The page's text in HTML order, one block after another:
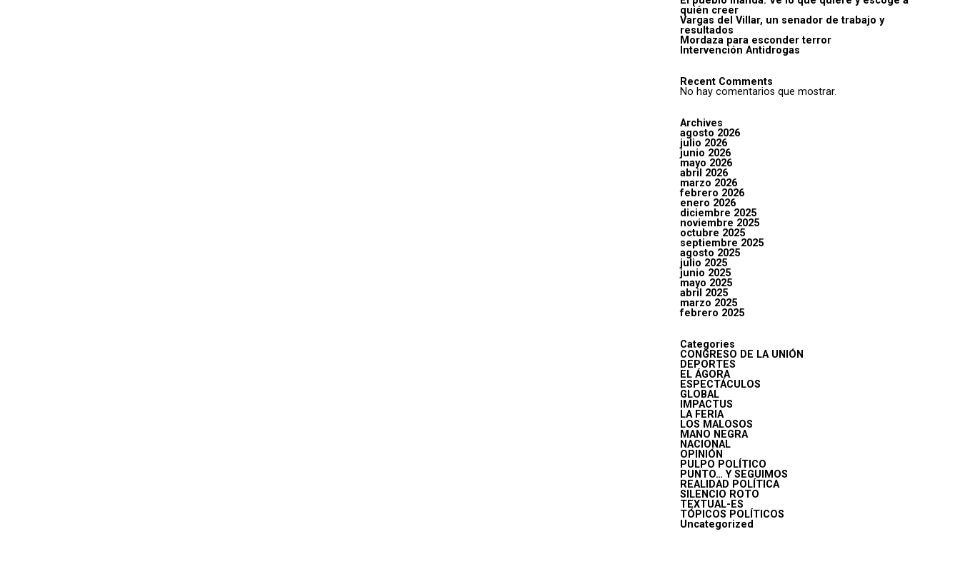
quién creer
Vargas del Villar, un senador de trabajo y
resultados
Mordaza para esconder terror
Intervención Antidrogas
Recent Comments
No hay comentarios que mostrar.
Archives
agosto 2026
julio 2026
junio 2026
mayo 2026
abril 2026
marzo 2026
febrero 2026
enero 2026
diciembre 2025
noviembre 2025
octubre 2025
septiembre 2025
agosto 2025
julio 2025
junio 2025
mayo 2025
abril 2025
marzo 2025
febrero 2025
Categories
CONGRESO DE LA UNIÓN
DEPORTES
EL ÁGORA
ESPECTÁCULOS
GLOBAL
IMPACTUS
LA FERIA
LOS MALOSOS
MANO NEGRA
NACIONAL
OPINIÓN
PULPO POLÍTICO
PUNTO… Y SEGUIMOS
REALIDAD POLÍTICA
SILENCIO ROTO
TEXTUAL-ES
TÓPICOS POLÍTICOS
Uncategorized